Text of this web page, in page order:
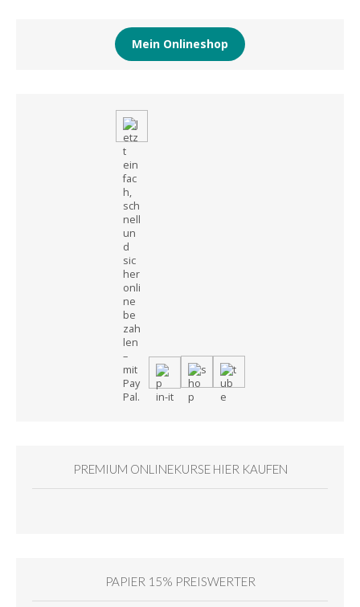
Mein Onlineshop
PREMIUM ONLINEKURSE HIER KAUFEN
PAPIER 15% PREISWERTER